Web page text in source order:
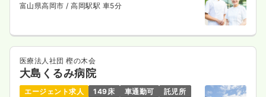
富山県高岡市 / 高岡駅駅 車5分
医療法人社団 樫の木会
大島くるみ病院
エージェント求人 149床 車通勤可
託児所